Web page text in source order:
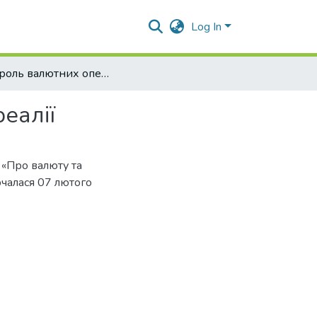
Log In
Контроль валютних операцій: основні зміни і нові реалії
валюту та
07 лютого